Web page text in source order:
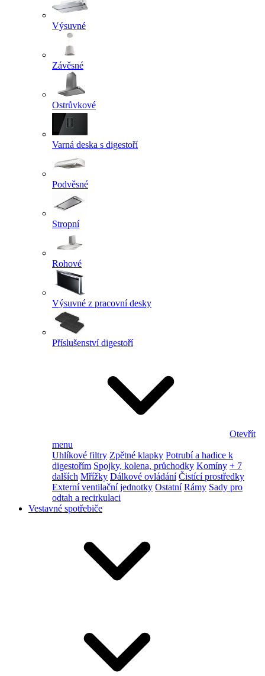
Výsuvné
Závěsné
Ostrůvkové
Varná deska s digestoří
Podvěsné
Stropní
Rohové
Výsuvné z pracovní desky
Příslušenství digestoří
Otevřít
menu
Uhlíkové filtry Zpětné klapky Potrubí a hadice k
digestořím Spojky, kolena, průchodky Komíny + 7
dalších Mřížky Dálkové ovládání Čistící prostředky
Externí ventilační jednotky Ostatní Rámy Sady pro
odtah a recirkulaci
Vestavné spotřebiče